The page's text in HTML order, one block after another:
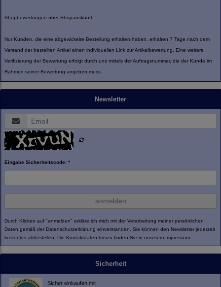
Shopbewertungen über Shopauskunft:
Nur Kunden, die eine abgewickelte Bestellung erhalten haben, erhalten 7 Tage nach dem
Versand der bestellten Artikel einen individuellen Link zur Artikelbewertung. Eine weitere
Verifizierung der Bewertung erfolgt durch uns mittels der Auftragsnummer, die der Kunde im
Rahmen seiner Bewertung angeben muss.
Newsletter
Eingabe Sicherheitscode: *
anmelden
Durch Klicken auf "anmelden" erkläre ich mich mit der Verarbeitung meiner persönlichen
Daten gemäß der Datenschutzerklärung einverstanden. Sie können den Newsletter jederzeit
kostenlos abbestellen. Die Kontaktdaten hierzu finden Sie in unserem Impressum.
Sicherheit
Sicher einkaufen mit